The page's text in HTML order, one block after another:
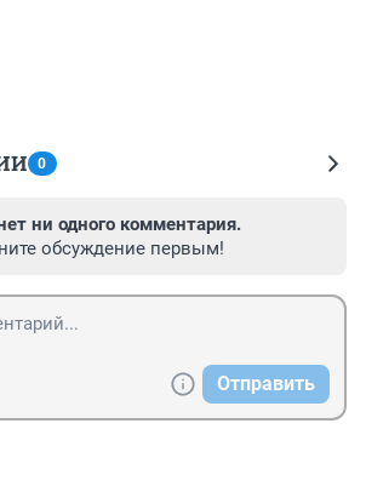
0
ни одного комментария.
обсуждение первым!
Отправить